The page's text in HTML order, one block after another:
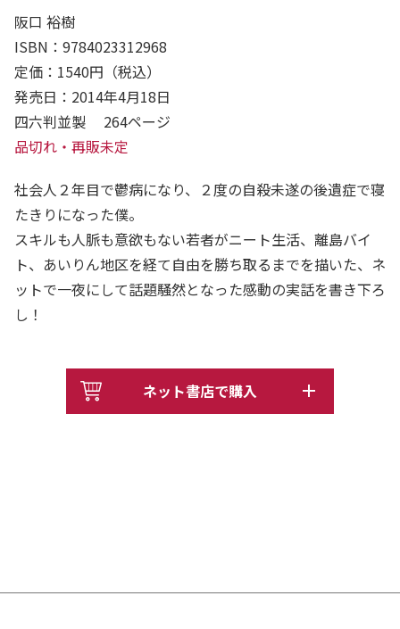
阪口 裕樹
ISBN：9784023312968
定価：1540円（税込）
発売日：2014年4月18日
四六判並製 264ページ
品切れ・再販未定
社会人２年目で鬱病になり、２度の自殺未遂の後遺症で寝
たきりになった僕。
スキルも人脈も意欲もない若者がニート生活、離島バイ
ト、あいりん地区を経て自由を勝ち取るまでを描いた、ネ
ットで一夜にして話題騒然となった感動の実話を書き下ろ
し！
ネット書店で購入